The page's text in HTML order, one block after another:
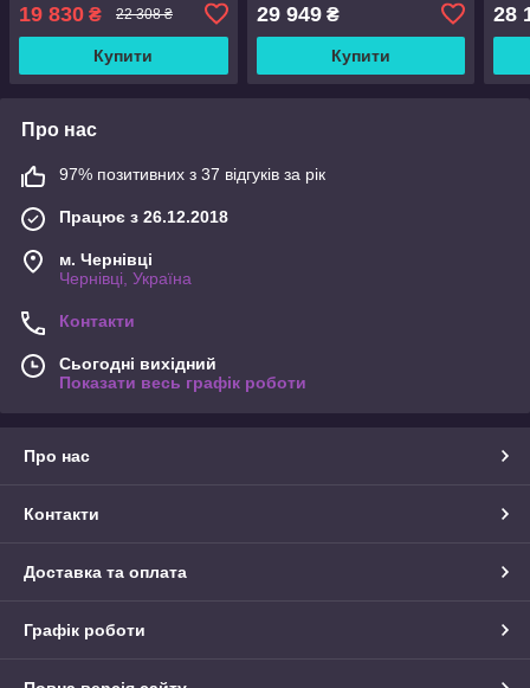
19 830 ₴ 22 308 ₴
Купити
29 949₴
Купити
28
Про нас
97% позитивних з 37 відгуків за рік
Працює з 26.12.2018
м. Чернівці
Чернівці, Україна
Контакти
Сьогодні вихідний
Показати весь графік роботи
Про нас
Контакти
Доставка та оплата
Графік роботи